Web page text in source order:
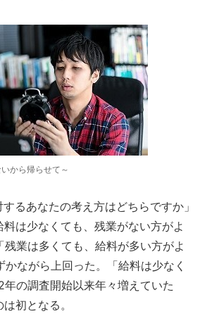
から帰らせて～
るあなたの考え方はどちらですか」
は少なくても、残業がない方がよ
業は多くても、給料が多い方がよ
ながら上回った。「給料は少なく
年の調査開始以来年々増えていた
初となる。